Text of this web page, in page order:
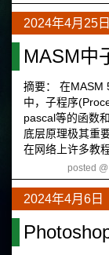
2024年4月25日
MASM中
摘要： 在MASM
中，子程序
pascal等的函数
底层原理极其重
在网络上许多教
posted
2024年4月6日